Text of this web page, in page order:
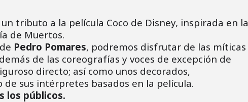
tributo a la película Coco de Disney, inspirada en la
de Muertos.
Pedro Pomares, podremos disfrutar de las míticas
de las coreografías y voces de excepción de
directo; así como unos decorados,
de sus intérpretes basados en la película.
los públicos.